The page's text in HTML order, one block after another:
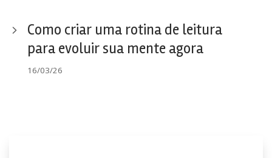
Como criar uma rotina de leitura
para evoluir sua mente agora
16/03/26